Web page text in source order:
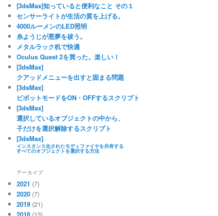
[3dsMax]知っていると便利なこと その１
センサーライトが生活の質を上げる。
4000ルーメンのLED照明
糸ようじが悪夢を祓う。
メタルラック机で快適
Oculus Quest 2を買った。楽しい！
[3dsMax]
クアッドメニューを出すと固まる問題
[3dsMax]
ピボットモードをON・OFFするスクリプト
[3dsMax]
選択しているオブジェクトの中から、
子だけを選択解除するスクリプト
[3dsMax]
インスタンス化されたモディファイヤを共有する
すべてのオブジェクトを選択する方法
アーカイブ
2021 (7)
2020 (7)
2019 (21)